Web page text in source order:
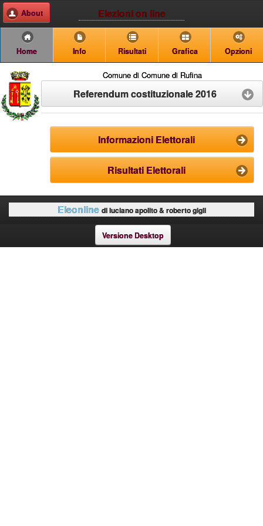
Elezioni on line
About
Home Info Risultati Grafica Opzioni
Comune di Comune di Rufina
Referendum costituzionale 2016
Informazioni Elettorali
Risultati Elettorali
Eleonline di luciano apolito & roberto gigli
Versione Desktop